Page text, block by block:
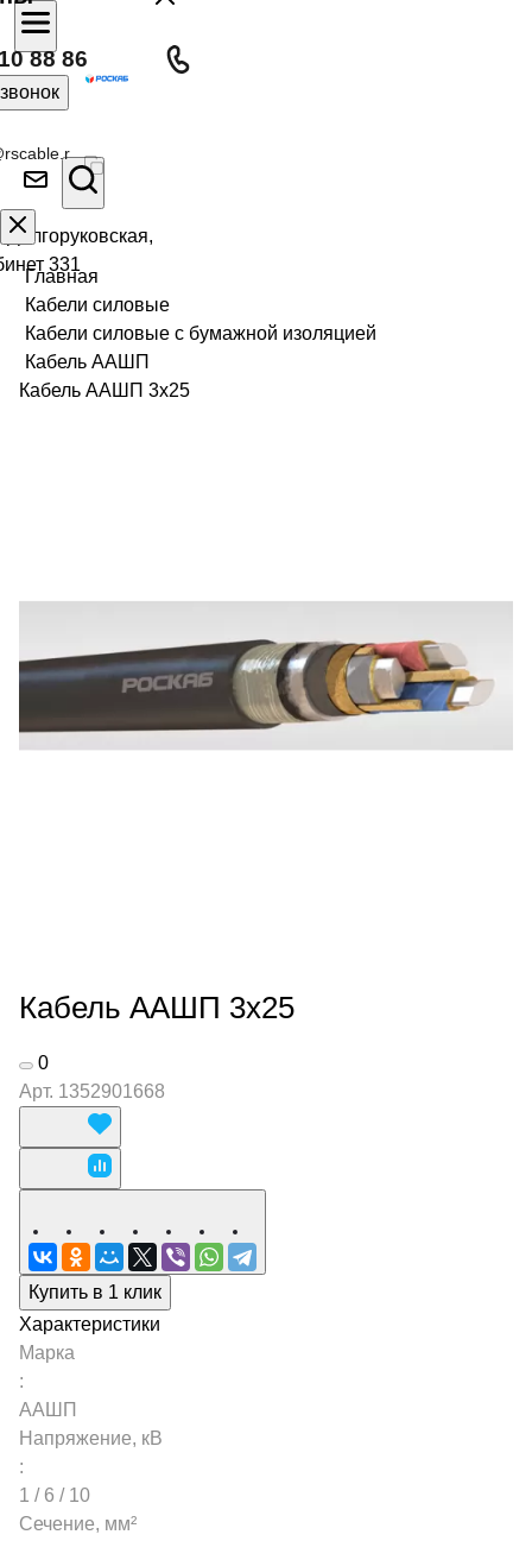
88 86
331
Главная
Кабели силовые
Кабели силовые с бумажной изоляцией
Кабель ААШП
Кабель ААШП 3х25
Кабель ААШП 3х25
0
Арт. 1352901668
Купить в 1 клик
Характеристики
Марка
:
ААШП
Напряжение, кВ
:
1 / 6 / 10
Сечение, мм²